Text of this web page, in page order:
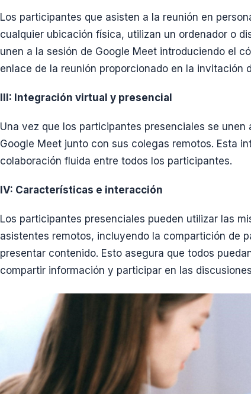
Los participantes que asisten a la reunión en
cualquier ubicación física, utilizan un ordenador o
unen a la sesión de Google Meet introduciendo el
enlace de la reunión proporcionado en la invitación
III: Integración virtual y presencial
Una vez que los participantes presenciales se
Google Meet junto con sus colegas remotos. Esta
colaboración fluida entre todos los participantes.
IV: Características e interacción
Los participantes presenciales pueden utilizar las
asistentes remotos, incluyendo la compartición de
presentar contenido. Esto asegura que todos
compartir información y participar en las